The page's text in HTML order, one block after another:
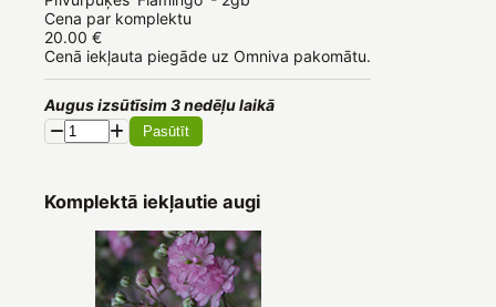
Cena par komplektu
20.00 €
Cenā iekļauta piegāde uz Omniva pakomātu.
Augus izsūtīsim 3 nedēļu laikā
Pasūtīt
Komplektā iekļautie augi